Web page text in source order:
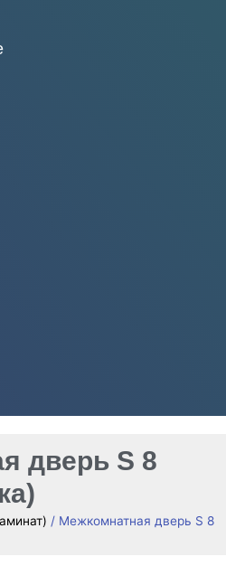
дверь S 8
/ Межкомнатная дверь S 8